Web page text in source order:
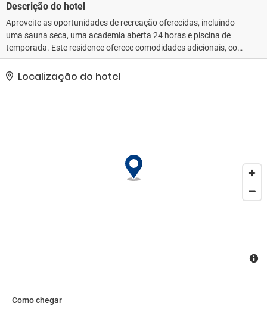
Descrição do hotel
Aproveite as oportunidades de recreação oferecidas, incluindo
uma sauna seca, uma academia aberta 24 horas e piscina de
temporada. Este residence oferece comodidades adicionais, como
Wi-Fi de cortesia e serviços de concierge.. As comodidades
presentes incluem equipe multilíngue, armazenamento para
bagagem e lavanderia. Estacionamento grátis sem manobrista
Localização do hotel
Como chegar